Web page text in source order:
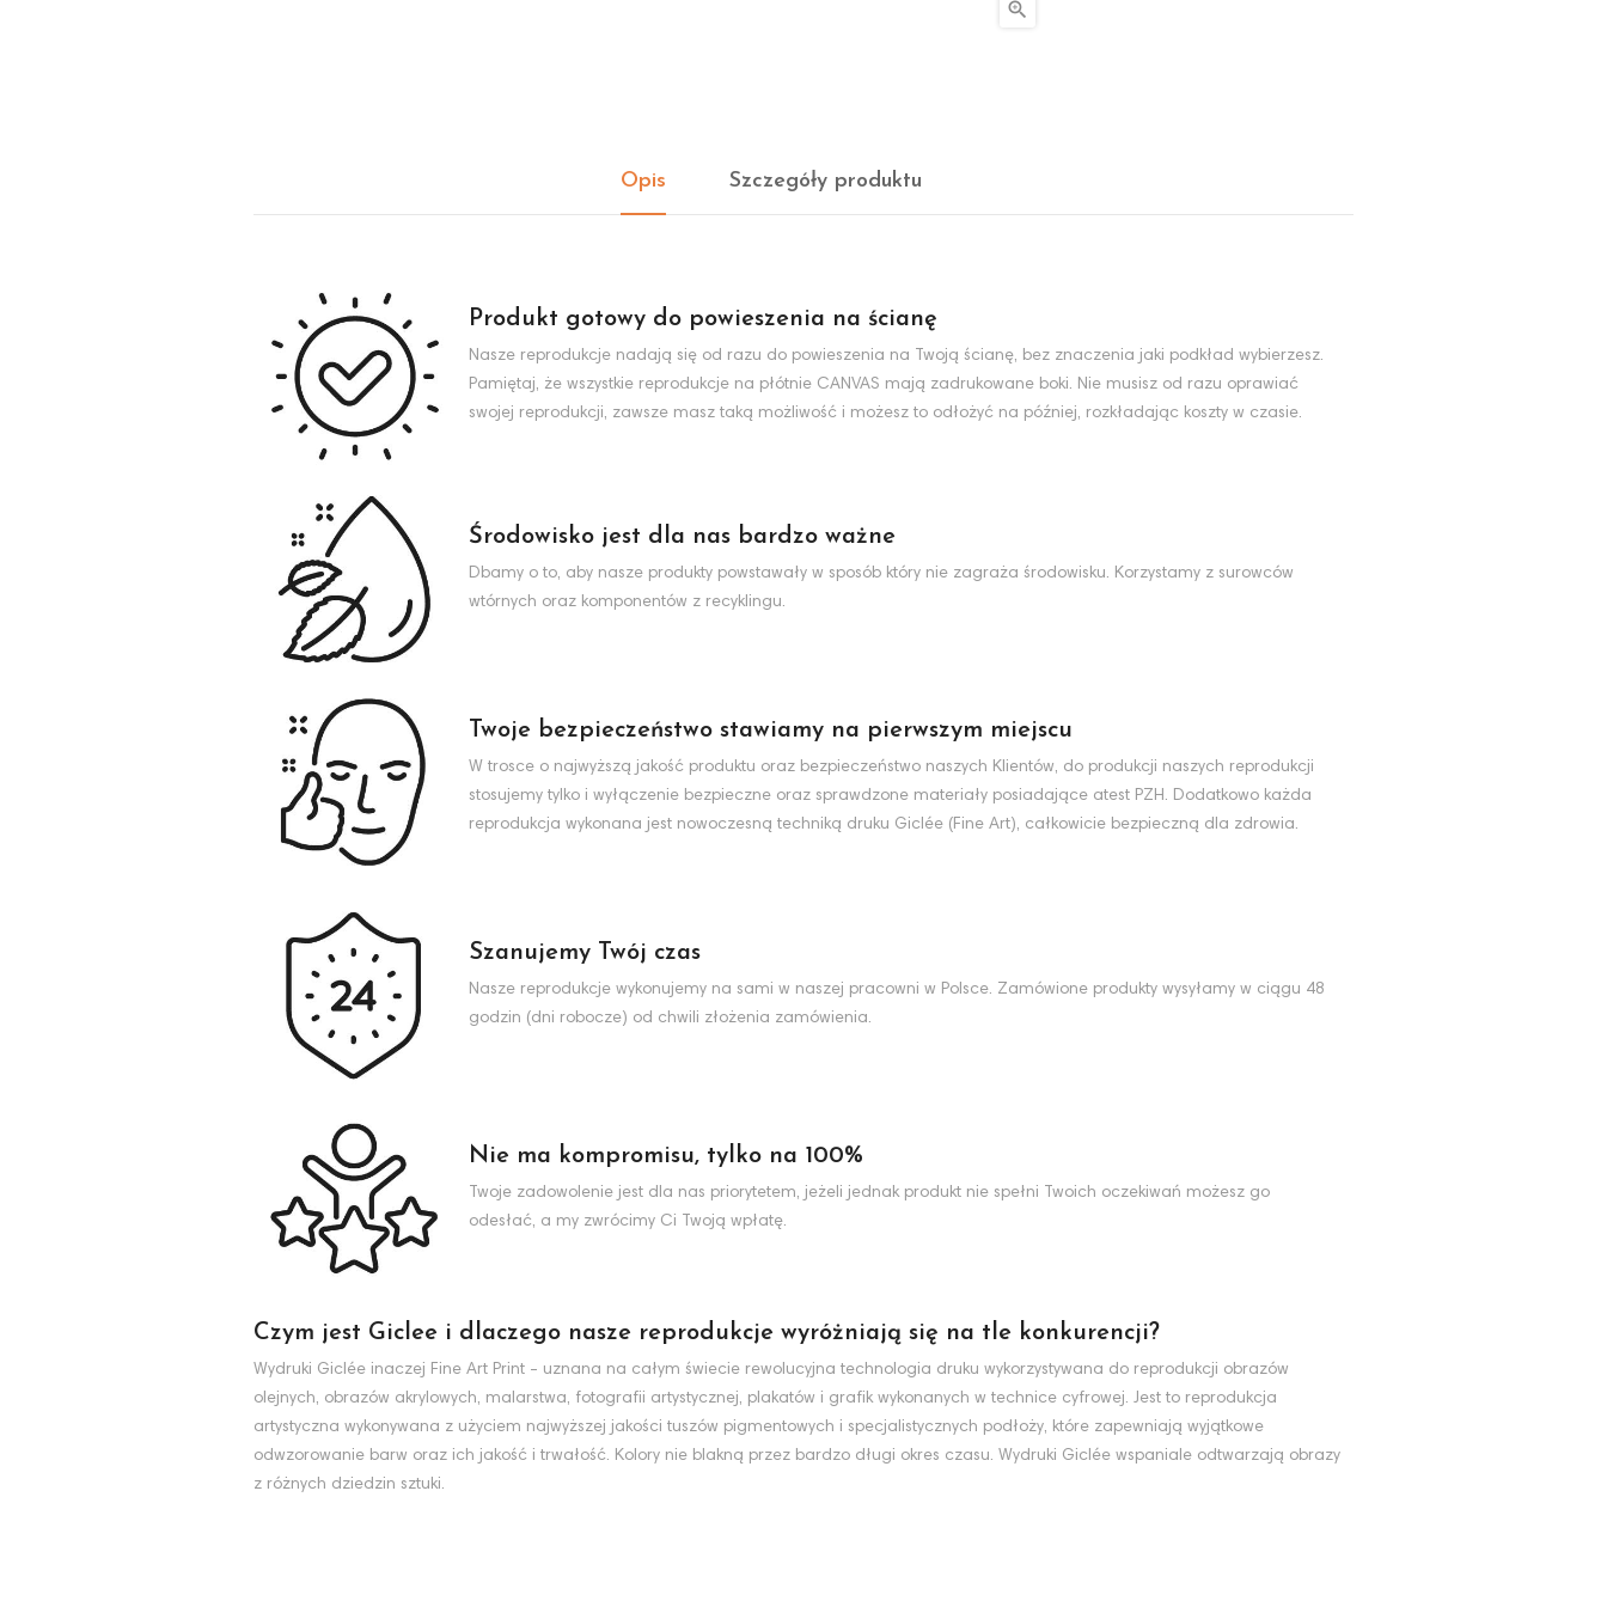

Opis Szczegóły produktu
Produkt gotowy do powieszenia na ścianę
Nasze reprodukcje nadają się od razu do powieszenia na Twoją ścianę, bez znaczenia jaki podkład wybierzesz.
Pamiętaj, że wszystkie reprodukcje na płótnie CANVAS mają zadrukowane boki. Nie musisz od razu oprawiać
swojej reprodukcji, zawsze masz taką możliwość i możesz to odłożyć na później, rozkładając koszty w czasie.
Środowisko jest dla nas bardzo ważne
Dbamy o to, aby nasze produkty powstawały w sposób który nie zagraża środowisku. Korzystamy z surowców
wtórnych oraz komponentów z recyklingu.
Twoje bezpieczeństwo stawiamy na pierwszym miejscu
W trosce o najwyższą jakość produktu oraz bezpieczeństwo naszych Klientów, do produkcji naszych reprodukcji
stosujemy tylko i wyłączenie bezpieczne oraz sprawdzone materiały posiadające atest PZH. Dodatkowo każda
reprodukcja wykonana jest nowoczesną techniką druku Giclée (Fine Art), całkowicie bezpieczną dla zdrowia.
Szanujemy Twój czas
Nasze reprodukcje wykonujemy na sami w naszej pracowni w Polsce. Zamówione produkty wysyłamy w ciągu 48
godzin (dni robocze) od chwili złożenia zamówienia.
Nie ma kompromisu, tylko na 100%
Twoje zadowolenie jest dla nas priorytetem, jeżeli jednak produkt nie spełni Twoich oczekiwań możesz go
odesłać, a my zwrócimy Ci Twoją wpłatę.
Czym jest Giclee i dlaczego nasze reprodukcje wyróżniają się na tle konkurencji?
Wydruki Giclée inaczej Fine Art Print - uznana na całym świecie rewolucyjna technologia druku wykorzystywana do reprodukcji obrazów
olejnych, obrazów akrylowych, malarstwa, fotografii artystycznej, plakatów i grafik wykonanych w technice cyfrowej. Jest to reprodukcja
artystyczna wykonywana z użyciem najwyższej jakości tuszów pigmentowych i specjalistycznych podłoży, które zapewniają wyjątkowe
odwzorowanie barw oraz ich jakość i trwałość. Kolory nie blakną przez bardzo długi okres czasu. Wydruki Giclée wspaniale odtwarzają obrazy
z różnych dziedzin sztuki.